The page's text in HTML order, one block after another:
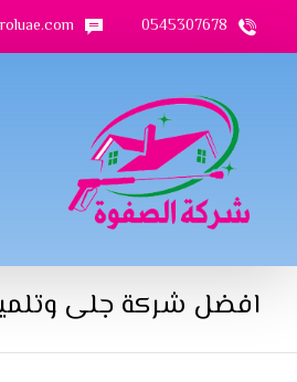
0545307678
افضل شركة جلى